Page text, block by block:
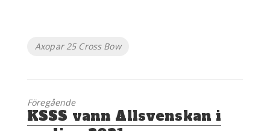
Etiketter
Axopar 25 Cross Bow
Föregående
Föregående
inlägg:
KSSS vann Allsvenskan i